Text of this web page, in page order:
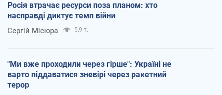
Росія втрачає ресурси поза планом: хто
насправді диктує темп війни
Сергій Місюра 5,9 т.
"Ми вже проходили через гірше": Україні не
варто піддаватися зневірі через ракетний
терор